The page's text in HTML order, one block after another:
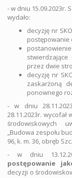
- w dniu 15.09.2023r.
wydało:
decyzję nr
postępowanie
przez dwie
decyzję nr
zaskarżoną
ponownego
- w dniu
28.11.2023r.
środowiskowych
„Budowa zespołu
96, k. m. 36, obręb
- w dniu
postępowanie
decyzji o